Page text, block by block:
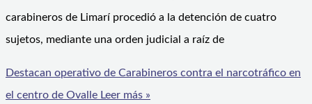
carabineros de Limarí procedió a la detención de cuatro
sujetos, mediante una orden judicial a raíz de
Destacan operativo de Carabineros contra el narcotráfico en
el centro de Ovalle Leer más »